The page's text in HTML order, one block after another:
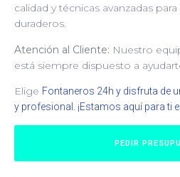
calidad y técnicas avanzadas
duraderos.
Atención al Cliente: Nuestro
está siempre dispuesto a
Elige Fontaneros 24h y disfruta de
y profesional. ¡Estamos aquí para ti
PEDIR